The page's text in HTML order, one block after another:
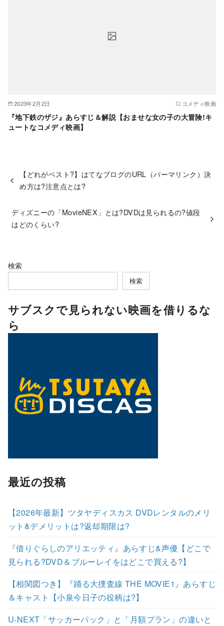
2023年2月2日 コメディ映画
『地下鉄のザジ』あらすじ＆解説【おませな女の子の大冒険!キ
ュートなコメディ映画】
【どれがベスト?】はてなブログのURL（パーマリンク）決
め方は?注意点とは?
ディズニーの「MovieNEX」とは?DVDは見られるの?値段
はどのくらい?
検索
検索
サブスクで見られない映画を借りるな
ら
最近の投稿
【2026年最新】ツタヤディスカス DVDレンタルのメリ
ット&デメリットは?返却期限は?
『借りぐらしのアリエッティ』あらすじ&声優【どこで
見られる?DVD＆ブルーレイをはどこで買える?】
【相関図つき】『踊る大捜査線 THE MOVIE1』あらすじ
＆キャスト【小泉今日子の役柄は?】
U-NEXT「サッカーパック」と「月額プラン」の違いと